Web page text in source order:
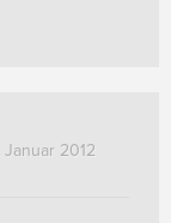
Januar 2012